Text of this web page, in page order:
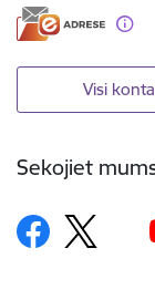
Visi
Sekojiet